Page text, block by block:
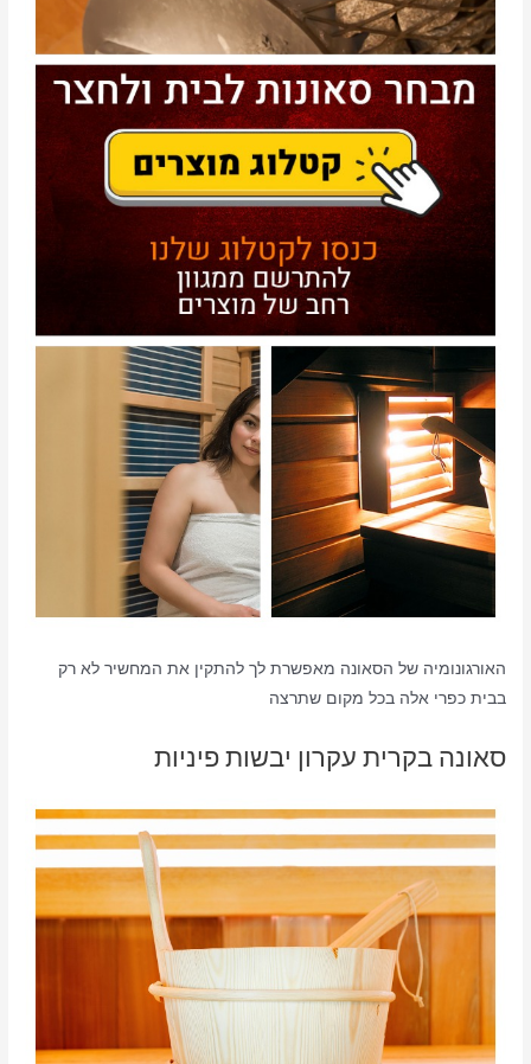
האורגונומיה של הסאונה מאפשרת לך להתקין את המחשיר לא רק
בבית כפרי אלה בכל מקום שתרצה
סאונה בקרית עקרון יבשות פיניות